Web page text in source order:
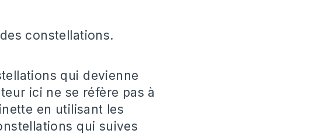
constellations.
qui devienne
ici ne se réfère pas à
en utilisant les
qui suives